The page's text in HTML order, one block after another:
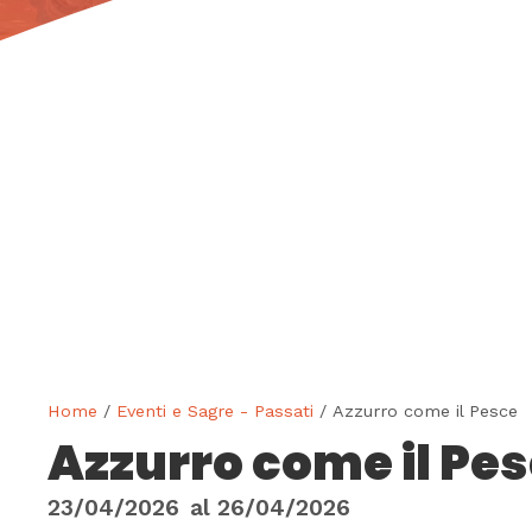
Home / Eventi e Sagre - Passati / Azzurro come il Pesce
Azzurro come il
23/04/2026 al 26/04/2026